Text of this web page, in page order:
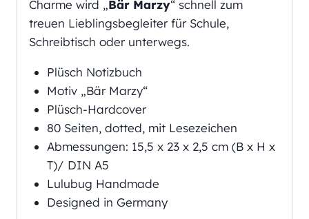
Charme wird „Bär Marzy“ schnell zum
treuen Lieblingsbegleiter für Schule,
Schreibtisch oder unterwegs.
Plüsch Notizbuch
Motiv „Bär Marzy“
Plüsch-Hardcover
80 Seiten, dotted, mit Lesezeichen
Abmessungen: 15,5 x 23 x 2,5 cm (B x H x
T)/ DIN A5
Lulubug Handmade
Designed in Germany